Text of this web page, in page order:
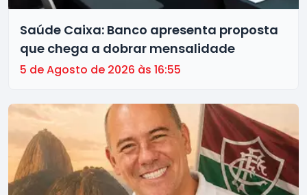
Saúde Caixa: Banco apresenta proposta
que chega a dobrar mensalidade
5 de Agosto de 2026 às 16:55